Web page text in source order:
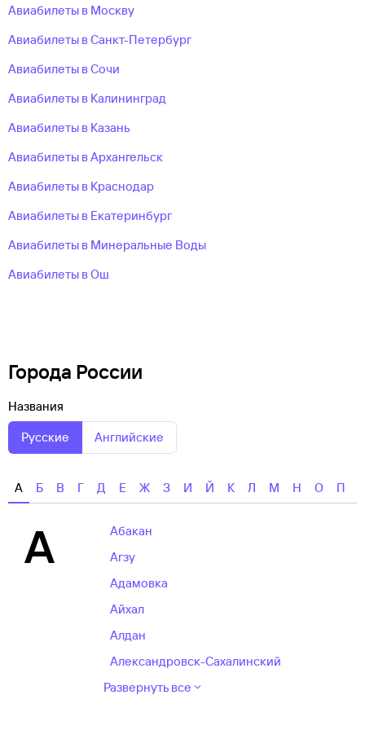
Авиабилеты в Москву
Авиабилеты в Санкт-Петербург
Авиабилеты в Сочи
Авиабилеты в Калининград
Авиабилеты в Казань
Авиабилеты в Архангельск
Авиабилеты в Краснодар
Авиабилеты в Екатеринбург
Авиабилеты в Минеральные Воды
Авиабилеты в Ош
Города России
Названия
Русские
Английские
А Б В Г Д Е Ж З И Й К Л М Н О П
А
Абакан
Агзу
Адамовка
Айхал
Алдан
Александровск-Сахалинский
Развернуть все